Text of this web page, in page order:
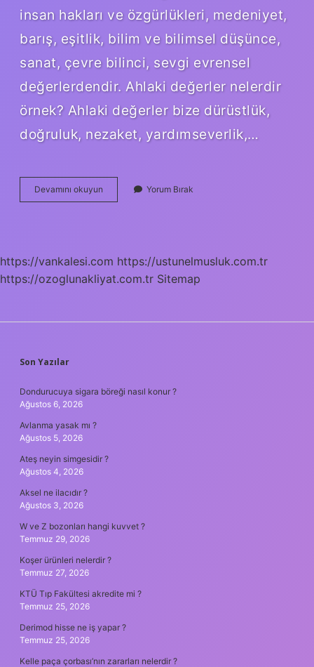
insan hakları ve özgürlükleri, medeniyet,
barış, eşitlik, bilim ve bilimsel düşünce,
sanat, çevre bilinci, sevgi evrensel
değerlerdendir. Ahlaki değerler nelerdir
örnek? Ahlaki değerler bize dürüstlük,
doğruluk, nezaket, yardımseverlik,…
Devamını okuyun Evrensel
Ahlaki
Yorum Bırak
https://vankalesi.com https://ustunelmusluk.com.tr
https://ozoglunakliyat.com.tr Sitemap
SIDEBAR
Son Yazılar
Dondurucuya sigara böreği nasıl konur ?
Ağustos 6, 2026
Avlanma yasak mı ?
Ağustos 5, 2026
Ateş neyin simgesidir ?
Ağustos 4, 2026
Aksel ne ilacıdır ?
Ağustos 3, 2026
W ve Z bozonları hangi kuvvet ?
Temmuz 29, 2026
Koşer ürünleri nelerdir ?
Temmuz 27, 2026
KTÜ Tıp Fakültesi akredite mi ?
Temmuz 25, 2026
Derimod hisse ne iş yapar ?
Temmuz 25, 2026
Kelle paça çorbası’nın zararları nelerdir ?